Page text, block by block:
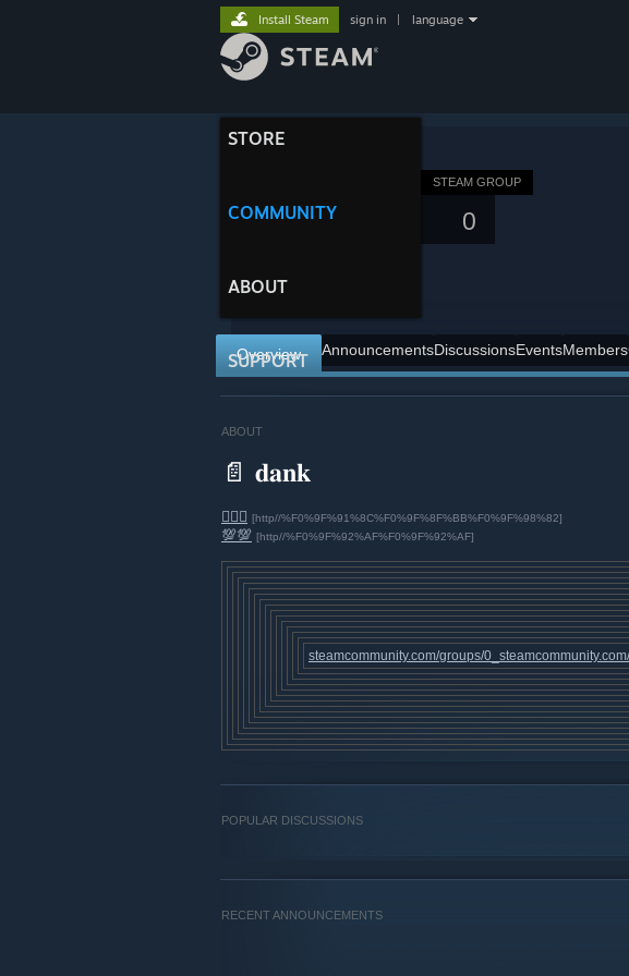
STORE
COMMUNITY
ABOUT
SUPPORT
Install Steam sign in language
STEAM GROUP
0᠌᠌ ᠌᠌
Overview AnnouncementsDiscussionsEventsMembers
ABOUT 󠀠 󠀠󠀠󠀠󠀠󠀠 󠀠󠀠󠀠󠀠
ᅟᅟᅟᅟᅟᅟᅟᅟᅟᅟᅟᅟᅟᅟᅟᅟᅟᅟᅟᅟᅟᅟᅟᅟᅟᅟᅟᅟᅟᅟᅟᅟᅟᅟᅟᅟᅟᅟᅟᅟᅟᅟᅟᅟᅟᅟᅟᅟᅟᅟᅟᅟᅟᅟᅟᅟᅟᅟᅟᅟᅟᅟᅟᅟᅟᅟᅟᅟᅟᅟᅟᅟ📄 𝐝𝐚𝐧𝐤
👌🏻😂 [http//%F0%9F%91%8C%F0%9F%8F%BB%F0%9F%98%82]
💯💯 [http//%F0%9F%92%AF%F0%9F%92%AF]
steamcommunity.᠌com/groups/0_ steamcommunity.᠌com/
POPULAR DISCUSSIONS
RECENT ANNOUNCEMENTS